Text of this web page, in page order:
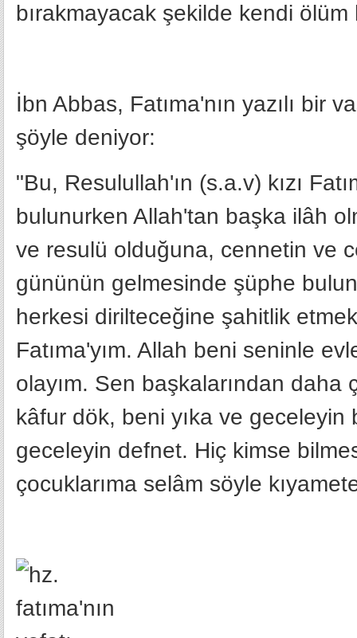
bırakmayacak şekilde kendi
İbn Abbas, Fatıma'nın yazılı bir
şöyle deniyor:
"Bu, Resulullah'ın (s.a.v) kızı
bulunurken Allah'tan başka ilâh
ve resulü olduğuna, cennetin ve
gününün gelmesinde şüphe
herkesi dirilteceğine şahitlik
Fatıma'yım. Allah beni seninle
olayım. Sen başkalarından daha
kâfur dök, beni yıka ve geceleyin
geceleyin defnet. Hiç kimse
çocuklarıma selâm söyle